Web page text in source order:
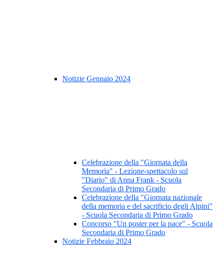
Notizie Gennaio 2024
Celebrazione della "Giornata della
Memoria" - Lezione-spettacolo sul
"Diario" di Anna Frank - Scuola
Secondaria di Primo Grado
Celebrazione della "Giornata nazionale
della memoria e del sacrificio degli Alpini"
- Scuola Secondaria di Primo Grado
Concorso "Un poster per la pace" - Scuola
Secondaria di Primo Grado
Notizie Febbraio 2024